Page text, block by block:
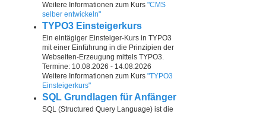
Weitere Informationen zum Kurs "CMS
selber entwickeln"
TYPO3 Einsteigerkurs
Ein eintägiger Einsteiger-Kurs in TYPO3
mit einer Einführung in die Prinzipien der
Webseiten-Erzeugung mittels TYPO3.
Termine: 10.08.2026 - 14.08.2026
Weitere Informationen zum Kurs "TYPO3
Einsteigerkurs"
SQL Grundlagen für Anfänger
SQL (Structured Query Language) ist die